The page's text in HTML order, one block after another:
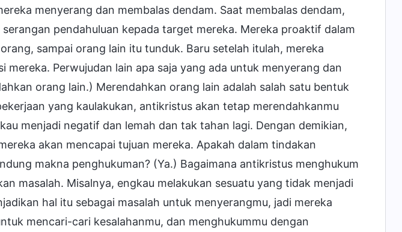
menyerang dan membalas dendam. Saat membalas dendam,
pendahuluan kepada target mereka. Mereka proaktif dalam
sampai orang lain itu tunduk. Baru setelah itulah, mereka
mereka. Perwujudan lain apa saja yang ada untuk menyerang dan
orang lain.) Merendahkan orang lain adalah salah satu bentuk
yang kaulakukan, antikristus akan tetap merendahkanmu
menjadi negatif dan lemah dan tak tahan lagi. Dengan demikian,
akan mencapai tujuan mereka. Apakah dalam tindakan
makna penghukuman? (Ya.) Bagaimana antikristus menghukum
masalah. Misalnya, engkau melakukan sesuatu yang tidak menjadi
hal itu sebagai masalah untuk menyerangmu, jadi mereka
mencari-cari kesalahanmu, dan menghukummu dengan